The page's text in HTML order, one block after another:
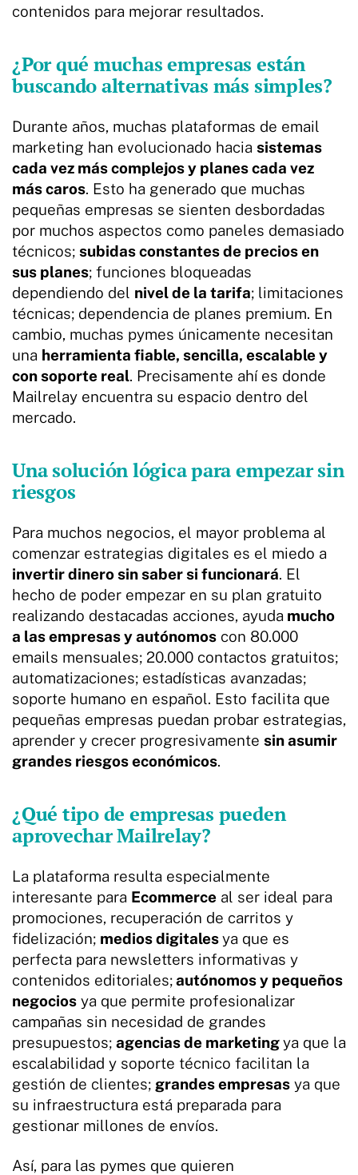
contenidos para mejorar resultados.
¿Por qué muchas empresas están
buscando alternativas más simples?
Durante años, muchas plataformas de email
marketing han evolucionado hacia sistemas
cada vez más complejos y planes cada vez
más caros. Esto ha generado que muchas
pequeñas empresas se sienten desbordadas
por muchos aspectos como paneles demasiado
técnicos; subidas constantes de precios en
sus planes; funciones bloqueadas
dependiendo del nivel de la tarifa; limitaciones
técnicas; dependencia de planes premium. En
cambio, muchas pymes únicamente necesitan
una herramienta fiable, sencilla, escalable y
con soporte real. Precisamente ahí es donde
Mailrelay encuentra su espacio dentro del
mercado.
Una solución lógica para empezar sin
riesgos
Para muchos negocios, el mayor problema al
comenzar estrategias digitales es el miedo a
invertir dinero sin saber si funcionará. El
hecho de poder empezar en su plan gratuito
realizando destacadas acciones, ayuda mucho
a las empresas y autónomos con 80.000
emails mensuales; 20.000 contactos gratuitos;
automatizaciones; estadísticas avanzadas;
soporte humano en español. Esto facilita que
pequeñas empresas puedan probar estrategias,
aprender y crecer progresivamente sin asumir
grandes riesgos económicos.
¿Qué tipo de empresas pueden
aprovechar Mailrelay?
La plataforma resulta especialmente
interesante para Ecommerce al ser ideal para
promociones, recuperación de carritos y
fidelización; medios digitalesya que es
perfecta para newsletters informativas y
contenidos editoriales;autónomos y pequeños
negocios ya que permite profesionalizar
campañas sin necesidad de grandes
presupuestos; agencias de marketingya que la
escalabilidad y soporte técnico facilitan la
gestión de clientes; grandes empresas ya que
su infraestructura está preparada para
gestionar millones de envíos.
Así, para las pymes que quieren